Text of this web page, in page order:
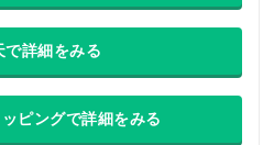
で詳細をみる
ピングで詳細をみる